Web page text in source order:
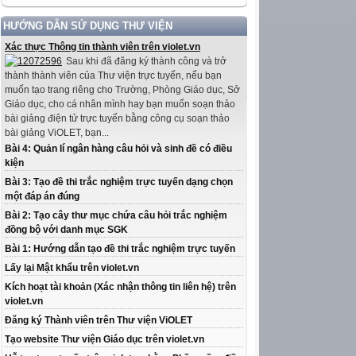
HƯỚNG DẪN SỬ DỤNG THƯ VIỆN
Xác thực Thông tin thành viên trên violet.vn
Sau khi đã đăng ký thành công và trở
thành thành viên của Thư viện trực tuyến, nếu bạn
muốn tạo trang riêng cho Trường, Phòng Giáo dục, Sở
Giáo dục, cho cá nhân mình hay bạn muốn soạn thảo
bài giảng điện tử trực tuyến bằng công cụ soạn thảo
bài giảng ViOLET, bạn...
Bài 4: Quản lí ngân hàng câu hỏi và sinh đề có điều
kiện
Bài 3: Tạo đề thi trắc nghiệm trực tuyến dạng chọn
một đáp án đúng
Bài 2: Tạo cây thư mục chứa câu hỏi trắc nghiệm
đồng bộ với danh mục SGK
Bài 1: Hướng dẫn tạo đề thi trắc nghiệm trực tuyến
Lấy lại Mật khẩu trên violet.vn
Kích hoạt tài khoản (Xác nhận thông tin liên hệ) trên
violet.vn
Đăng ký Thành viên trên Thư viện ViOLET
Tạo website Thư viện Giáo dục trên violet.vn